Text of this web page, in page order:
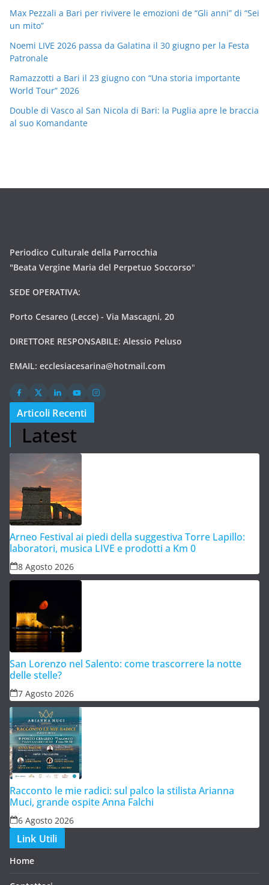
Max Pezzali a Bari per rivivere le emozioni de “Gli anni” di “Sei
un mito”
Noemi LIVE 2026 passa da Galatina il 30 giugno per la Festa
Patronale
Ramazzotti a Bari il 23 giugno con “Una storia importante
World Tour” 2026
Double di Vasco al San Nicola di Bari: la Puglia apre le braccia
al suo Komandante
Periodico Culturale della Parrocchia
"Beata Vergine Maria del Perpetuo Soccorso"
SEDE OPERATIVA:
Porto Cesareo (Lecce) - Via Mascagni, 20
DIRETTORE RESPONSABILE: Alessio Peluso
EMAIL: ecclesiacesarina@hotmail.com
Articoli Recenti
Latest
Arneo Festival ai piedi della suggestiva Torre Lapillo:
laboratori, musica LIVE e prodotti a Km 0
8 Agosto 2026
San Lorenzo nel Salento: come trascorrere la notte
delle stelle?
7 Agosto 2026
Racconto le mie radici: sul palco la stilista Arianna
Muci, grande ospite Anna Falchi
6 Agosto 2026
Link Utili
Home